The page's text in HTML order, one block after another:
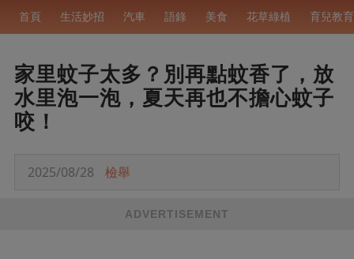
首頁 生活妙招 汽車 語錄 美食 花草綠植 育兒教育
家里蚊子太多？別再點蚊香了，放
水里泡一泡，夏天再也不擔心蚊子
咬！
2025/08/28 檢舉
ADVERTISEMENT